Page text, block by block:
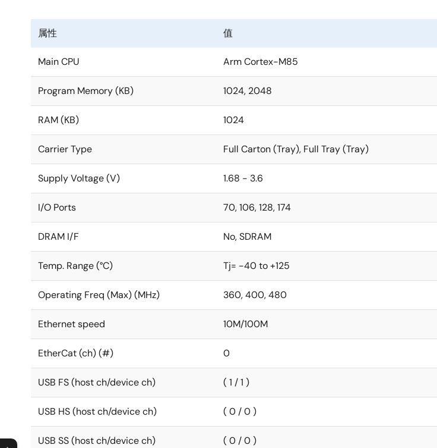
属性 值
Main CPU Arm Cortex-M85
Program Memory (KB) 1024, 2048
RAM (KB) 1024
Carrier Type Full Carton (Tray), Full Tray (Tray)
Supply Voltage (V) 1.68 - 3.6
I/O Ports 70, 106, 128, 174
DRAM I/F No, SDRAM
Temp. Range (°C) Tj= -40 to +125
Operating Freq (Max) (MHz) 360, 400, 480
Ethernet speed 10M/100M
EtherCat (ch) (#) 0
USB FS (host ch/device ch) ( 1 / 1 )
USB HS (host ch/device ch) ( 0 / 0 )
USB SS (host ch/device ch) ( 0 / 0 )